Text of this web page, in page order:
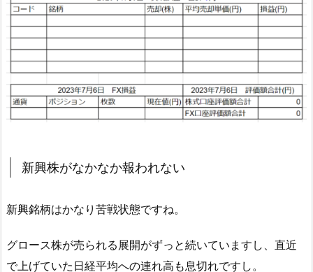
新興株がなかなか報われない
新興銘柄はかなり苦戦状態ですね。
グロース株が売られる展開がずっと続いていますし、直近
で上げていた日経平均への連れ高も息切れですし。